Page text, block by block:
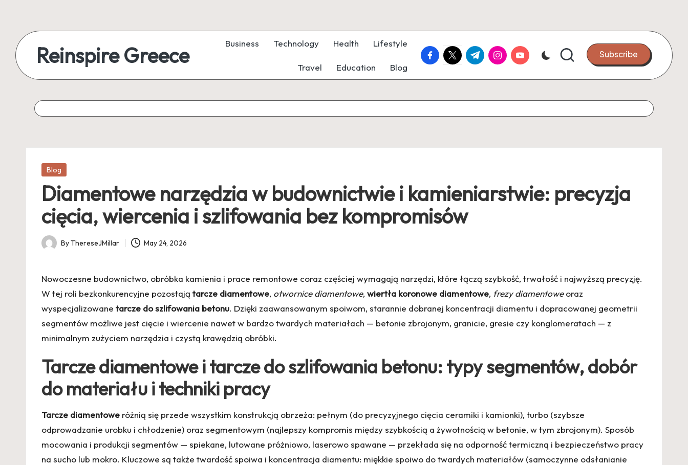
Reinspire Greece Business Technology Health Lifestyle
Travel Education Blog
facebook.com
twitter.com
t.me instagram.com
youtube.com Subscribe
Posted
Blog
Diamentowe narzędzia w budownictwie i kamieniarstwie: precyzja
cięcia, wiercenia i szlifowania bez kompromisów
Posted
ByThereseJMillar May 24, 2026
Nowoczesne budownictwo, obróbka kamienia i prace remontowe coraz częściej wymagają narzędzi, które łączą szybkość, trwałość i najwyższą precyzję.
W tej roli bezkonkurencyjne pozostają tarcze diamentowe, otwornice diamentowe, wiertła koronowe diamentowe, frezy diamentoweoraz
wyspecjalizowane tarcze do szlifowania betonu. Dzięki zaawansowanym spoiwom, starannie dobranej koncentracji diamentu i dopracowanej geometrii
segmentów możliwe jest cięcie i wiercenie nawet w bardzo twardych materiałach — betonie zbrojonym, granicie, gresie czy konglomeratach — z
minimalnym zużyciem narzędzia i czystą krawędzią obróbki.
Tarcze diamentowe i tarcze do szlifowania betonu: typy segmentów, dobór
do materiału i techniki pracy
Tarcze diamentowe różnią się przede wszystkim konstrukcją obrzeża: pełnym (do precyzyjnego cięcia ceramiki i kamionki), turbo (szybsze
odprowadzanie urobku i chłodzenie) oraz segmentowym (najlepszy kompromis między szybkością a żywotnością w betonie, w tym zbrojonym). Sposób
mocowania i produkcji segmentów — spiekane, lutowane próżniowo, laserowo spawane — przekłada się na odporność termiczną i bezpieczeństwo pracy
na sucho lub mokro. Kluczowe są także twardość spoiwa i koncentracja diamentu: miękkie spoiwo do twardych materiałów (samoczynne odsłanianie